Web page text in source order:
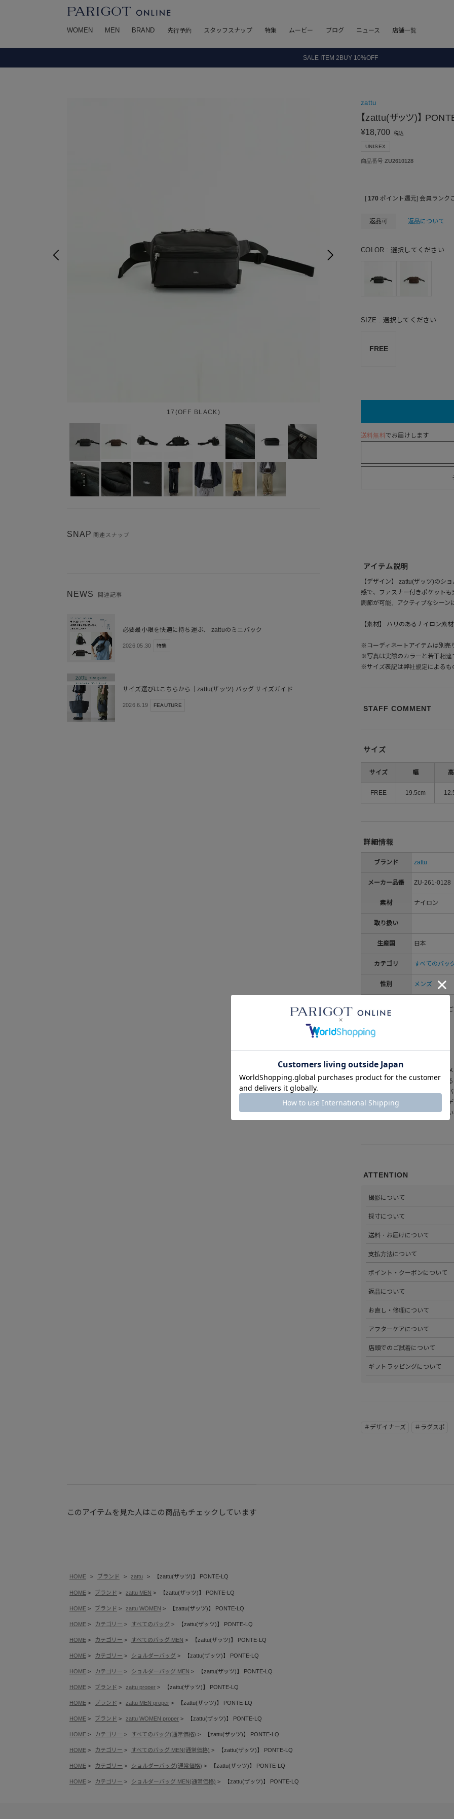
WOMEN MEN BRAND 先行予約 スタッフスナップ 特集 ムービー ブログ ニュース 店舗一覧
SALE ITEM 2BUY 10%OFF
17(OFF BLACK) 49(DARK
SNAP 関連スナップ
NEWS 関連記事
必要最小限を快適に持ち運ぶ、 zattuのミニバック
2026.05.30 特集
サイズ選びはこちらから｜zattu(ザッツ) バッグ サイズガイド
2026.6.19 FEAUTURE
zattu
【zattu(ザッツ)】
¥18,700 税込
UNISEX
商品番号 ZU2610128
[ 170 ポイント還元] 会員ランク
返品可 返品について
COLOR 選択してください
SIZE 選択してください
FREE
送料無料 でお届けします
アイテム説明
【デザイン】 zattu(ザッツ)のシ
感で、ファスナー付きポケット
調節が可能。アクティブなシーン
【素材】 ハリのあるナイロン素
※コーディネートアイテムは別売
※写真は実際のカラーと若干相違
※サイズ表記は弊社規定によるも
STAFF COMMENT
サイズ
サイズ 幅
FREE 19.5cm
詳細情報
ブランド zattu
メーカー品番 ZU-261-0128
素材 ナイロン
取り扱い
生産国 日本
カテゴリ すべてのバッ
性別 メンズ
※洗濯表示については を
zattu(ザッツ)
革以外の素材を指す「雑材」を
た大人のスタンダードを追及す
力。素材には「マイクロファイ
りのよさと発色の良さが特徴。
ザイナーがスタートを手掛けてい
ATTENTION
撮影について
心がけています。詳しくは
採寸について
部サイズタブか、または
送料・お届けについて
ださい。
支払方法について
・クレジットカード払い（
・PayPay
分割払いやご利用可能なクレ
ポイント・クーポンについて
す。
発行中のクーポンはマイペー
返品について
確認ください。
お直し・修理について
>修理については内容を確認
詳しくはこちらをご覧ください
アフターケアについて
店頭でのご試着について
くはこちらをご覧ください。
ギフトラッピングについて
＃デザイナーズ ＃ラグスポ
このアイテムを見た人はこの商品もチェックしています
HOME ブランド zattu 【zattu(ザッツ)】 PONTE-LQ
HOME ブランド zattu MEN 【zattu(ザッツ)】 PONTE-LQ
HOME ブランド zattu WOMEN 【zattu(ザッツ)】 PONTE-LQ
HOME カテゴリー すべてのバッグ 【zattu(ザッツ)】 PONTE-LQ
HOME カテゴリー すべてのバッグ MEN 【zattu(ザッツ)】 PONTE-LQ
HOME カテゴリー ショルダーバッグ 【zattu(ザッツ)】 PONTE-LQ
HOME カテゴリー ショルダーバッグ MEN 【zattu(ザッツ)】 PONTE-LQ
HOME ブランド zattu proper 【zattu(ザッツ)】 PONTE-LQ
HOME ブランド zattu MEN proper 【zattu(ザッツ)】 PONTE-LQ
HOME ブランド zattu WOMEN proper 【zattu(ザッツ)】 PONTE-LQ
HOME カテゴリー すべてのバッグ(通常価格) 【zattu(ザッツ)】 PONTE-LQ
HOME カテゴリー すべてのバッグ MEN(通常価格) 【zattu(ザッツ)】 PONTE-LQ
HOME カテゴリー ショルダーバッグ(通常価格) 【zattu(ザッツ)】 PONTE-LQ
HOME カテゴリー ショルダーバッグ MEN(通常価格) 【zattu(ザッツ)】 PONTE-LQ